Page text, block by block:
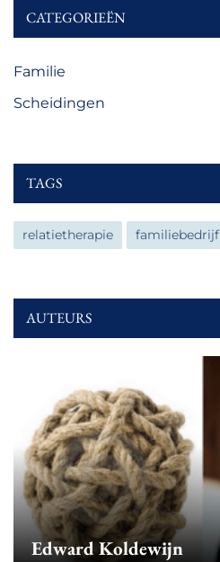
CATEGORIEËN
Familie
Scheidingen
TAGS
relatietherapie familiebedrijf
AUTEURS
Edward Koldewijn